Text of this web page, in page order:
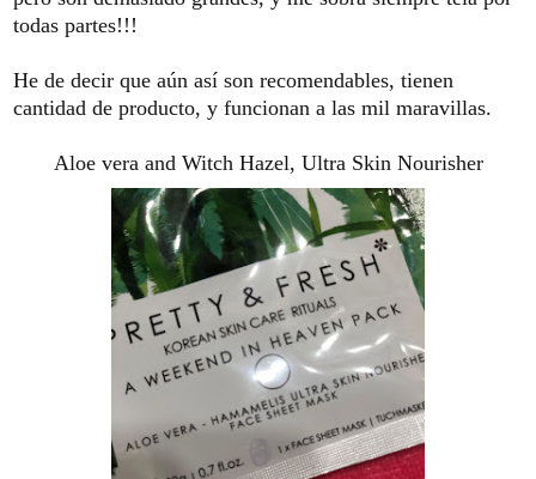
todas partes!!!
He de decir que aún así son recomendables, tienen
cantidad de producto, y funcionan a las mil maravillas.
Aloe vera and Witch Hazel, Ultra Skin Nourisher